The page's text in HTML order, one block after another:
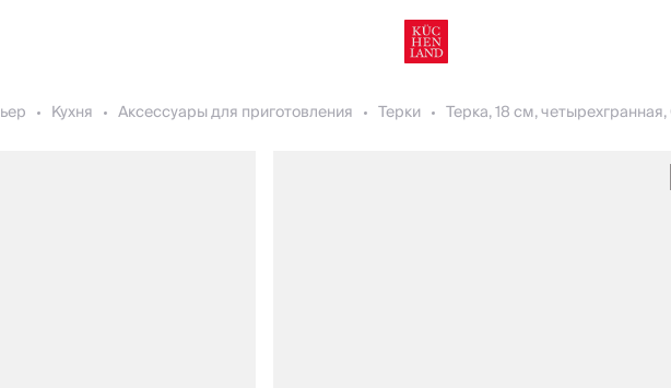
Кухня Аксессуары для приготовления Терки Терка, 18 см,